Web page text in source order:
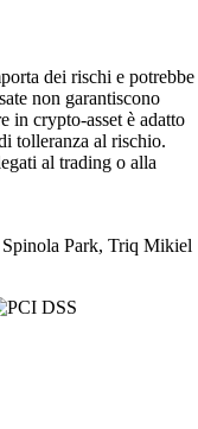
dei rischi e potrebbe
non garantiscono
in crypto-asset è adatto
tolleranza al rischio.
al trading o alla
Park, Triq Mikiel